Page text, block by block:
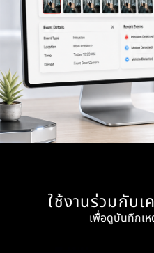
ใช้งานร่วมกับ
เพื่อดูบันทึกเ